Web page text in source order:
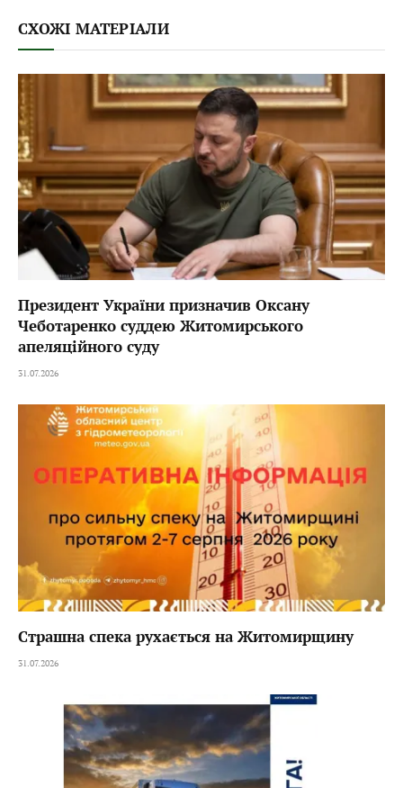
СХОЖІ МАТЕРІАЛИ
Президент України призначив Оксану
Чеботаренко суддею Житомирського
апеляційного суду
31.07.2026
Страшна спека рухається на Житомирщину
31.07.2026